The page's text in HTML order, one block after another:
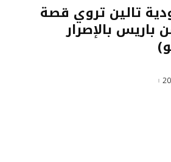
تالين تروي قصة
باريس بالإصرار